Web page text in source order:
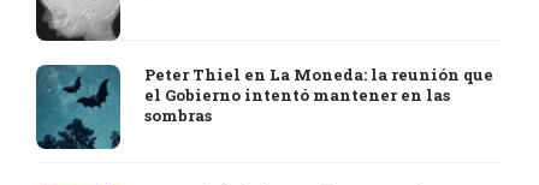
Peter Thiel en La Moneda: la reunión que
el Gobierno intentó mantener en las
sombras